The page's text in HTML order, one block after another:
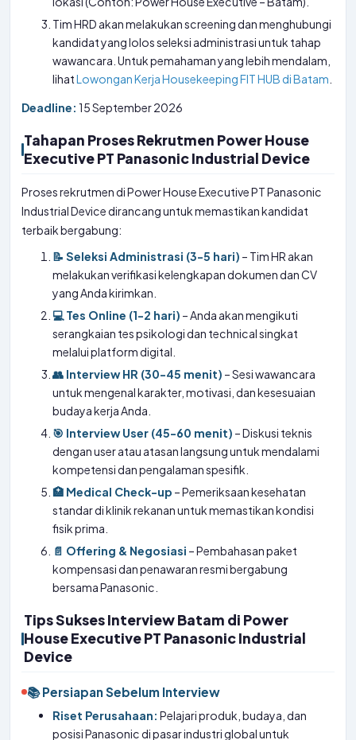
Tim HRD akan melakukan screening dan menghubungi
kandidat yang lolos seleksi administrasi untuk tahap
wawancara. Untuk pemahaman yang lebih mendalam,
lihatLowongan Kerja Housekeeping FIT HUB di Batam
Deadline: 15 September 2026
Tahapan Proses Rekrutmen Power House
Executive PT Panasonic Industrial Device
Proses rekrutmen di Power House Executive PT Panasonic
Industrial Device dirancang untuk memastikan kandidat
terbaik bergabung:
📝 Seleksi Administrasi (3-5 hari) – Tim HR akan
melakukan verifikasi kelengkapan dokumen dan CV
yang Anda kirimkan.
💻 Tes Online (1-2 hari) – Anda akan mengikuti
serangkaian tes psikologi dan technical singkat
melalui platform digital.
👥 Interview HR (30-45 menit) – Sesi wawancara
untuk mengenal karakter, motivasi, dan kesesuaian
budaya kerja Anda.
🎯 Interview User (45-60 menit) – Diskusi teknis
dengan user atau atasan langsung untuk mendalami
kompetensi dan pengalaman spesifik.
🏥 Medical Check-up – Pemeriksaan kesehatan
standar di klinik rekanan untuk memastikan kondisi
fisik prima.
📄 Offering & Negosiasi – Pembahasan paket
kompensasi dan penawaran resmi bergabung
bersama Panasonic.
Tips Sukses Interview Batam di Power
House Executive PT Panasonic Industrial
Device
📚 Persiapan Sebelum Interview
Riset Perusahaan: Pelajari produk, budaya, dan
posisi Panasonic di pasar industri global untuk